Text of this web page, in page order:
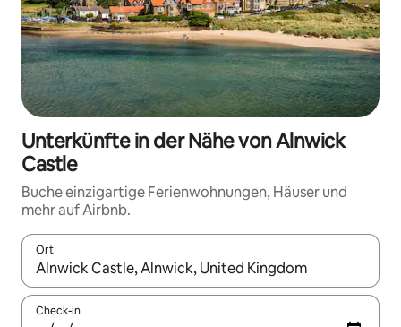
Unterkünfte in der Nähe von Alnwick
Castle
Buche einzigartige Ferienwohnungen, Häuser und
mehr auf Airbnb.
Ort
Wenn Ergebnisse verfügbar sind, navigiere mit den
Check-in